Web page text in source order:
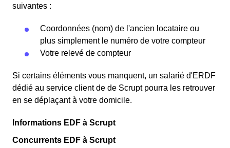
suivantes :
Coordonnées (nom) de l'ancien locataire ou
plus simplement le numéro de votre compteur
Votre relevé de compteur
Si certains éléments vous manquent, un salarié d'ERDF
dédié au service client de de Scrupt pourra les retrouver
en se déplaçant à votre domicile.
Informations EDF à Scrupt
Concurrents EDF à Scrupt